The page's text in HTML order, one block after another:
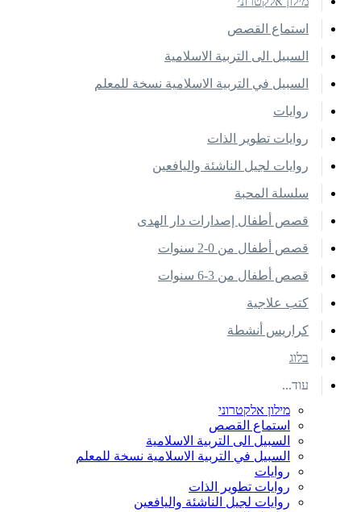
استماع القصص
السبيل الى التربية الاسلامية
السبيل في التربية الاسلامية نسخة للمعلم
روايات
روايات تطوير الذات
روايات لجيل الناشئة واليافعين
سلسلة المحبة
قصص أطفال إصدارات دار الهدى
قصص أطفال من 0-2 سنوات
قصص أطفال من 3-6 سنوات
كتب علاجية
كراريس أنشطة
בלוג
עוד...
מילון אלקטרוני
استماع القصص
السبيل الى التربية الاسلامية
السبيل في التربية الاسلامية نسخة للمعلم
روايات
روايات تطوير الذات
روايات لجيل الناشئة واليافعين